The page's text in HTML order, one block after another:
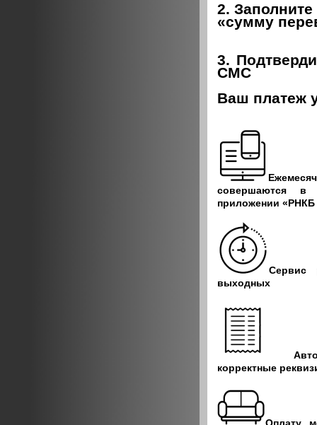
2.
«сумму
3.
СМС
Ваш платеж
совершаются в
приложении «РНКБ
Сервис
выходных
корректные